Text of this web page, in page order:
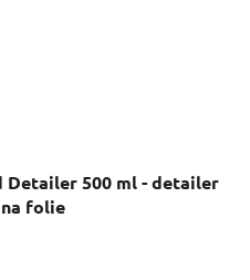
Detailer 500 ml - detailer
folie